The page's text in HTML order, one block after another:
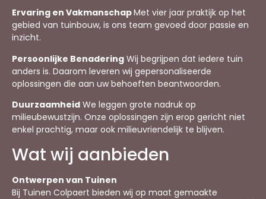
Ervaring en VakmanschapMet vier jaar praktijk op het
gebied van tuinbouw, is ons team gevoed door passie en
inzicht.
Persoonlijke Benadering Wij begrijpen dat iedere tuin
anders is. Daarom leveren wij gepersonaliseerde
oplossingen die aan uw behoeften beantwoorden.
Duurzaamheid We leggen grote nadruk op
milieubewustzijn. Onze oplossingen zijn erop gericht niet
enkel prachtig, maar ook milieuvriendelijk te blijven.
Wat wij aanbieden
Ontwerpen van Tuinen
Bij Tuinen Colpaert bieden wij op maat gemaakte